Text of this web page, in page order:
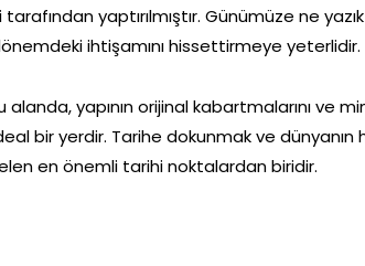
yaptırılmıştır. Günümüze ne
ihtişamını hissettirmeye yeterlidir.
yapının orijinal kabartmalarını ve
bir yerdir. Tarihe dokunmak ve dünyanın
en önemli tarihi noktalardan biridir.